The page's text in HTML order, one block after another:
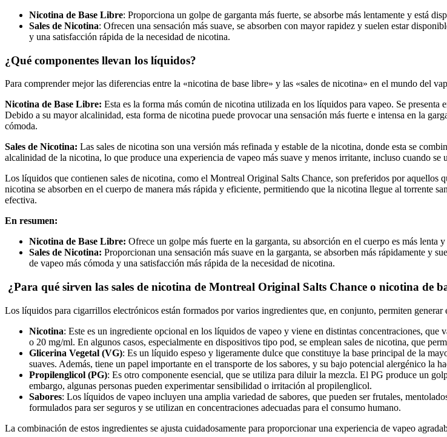
Nicotina de Base Libre: Proporciona un golpe de garganta más fuerte, se absorbe más lentamente y está
Sales de Nicotina: Ofrecen una sensación más suave, se absorben con mayor rapidez y suelen estar
y una satisfacción rápida de la necesidad de nicotina.
¿Qué componentes llevan los líquidos?
Para comprender mejor las diferencias entre la «nicotina de base libre» y las «sales de nicotina» en el mundo del
Nicotina de Base Libre: Esta es la forma más común de nicotina utilizada en los líquidos para vapeo. Se
Debido a su mayor alcalinidad, esta forma de nicotina puede provocar una sensación más fuerte e intensa en la
cómoda.
Sales de Nicotina: Las sales de nicotina son una versión más refinada y estable de la nicotina, donde esta se
alcalinidad de la nicotina, lo que produce una experiencia de vapeo más suave y menos irritante, incluso cuando se
Los líquidos que contienen sales de nicotina, como el Montreal Original Salts Chance, son preferidos por aquellos
nicotina se absorben en el cuerpo de manera más rápida y eficiente, permitiendo que la nicotina llegue al torrente
efectiva.
En resumen:
Nicotina de Base Libre: Ofrece un golpe más fuerte en la garganta, su absorción en el cuerpo es más lenta
Sales de Nicotina: Proporcionan una sensación más suave en la garganta, se absorben más rápidamente y
de vapeo más cómoda y una satisfacción más rápida de la necesidad de nicotina.
¿Para qué sirven las sales de nicotina de Montreal Original Salts Chance o nicotina de
Los líquidos para cigarrillos electrónicos están formados por varios ingredientes que, en conjunto, permiten generar
Nicotina: Este es un ingrediente opcional en los líquidos de vapeo y viene en distintas concentraciones,
o 20 mg/ml. En algunos casos, especialmente en dispositivos tipo pod, se emplean sales de nicotina, que
Glicerina Vegetal (VG): Es un líquido espeso y ligeramente dulce que constituye la base principal de la
suaves. Además, tiene un papel importante en el transporte de los sabores, y su bajo potencial alergénico la
Propilenglicol (PG): Es otro componente esencial, que se utiliza para diluir la mezcla. El PG produce un
embargo, algunas personas pueden experimentar sensibilidad o irritación al propilenglicol.
Sabores: Los líquidos de vapeo incluyen una amplia variedad de sabores, que pueden ser frutales,
formulados para ser seguros y se utilizan en concentraciones adecuadas para el consumo humano.
La combinación de estos ingredientes se ajusta cuidadosamente para proporcionar una experiencia de vapeo